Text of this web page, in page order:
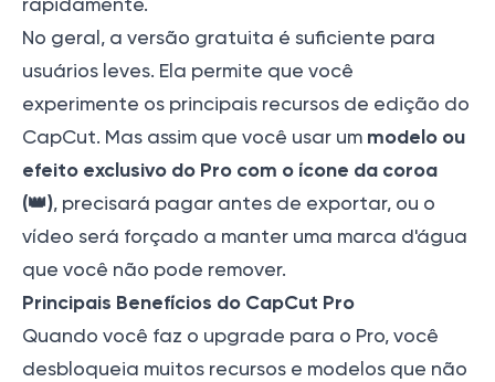
rapidamente.
No geral, a versão gratuita é suficiente para
usuários leves. Ela permite que você
experimente os principais recursos de edição do
CapCut. Mas assim que você usar um modelo ou
efeito exclusivo do Pro com o ícone da coroa
(👑), precisará pagar antes de exportar, ou o
vídeo será forçado a manter uma marca d'água
que você não pode remover.
Principais Benefícios do CapCut Pro
Quando você faz o upgrade para o Pro, você
desbloqueia muitos recursos e modelos que não